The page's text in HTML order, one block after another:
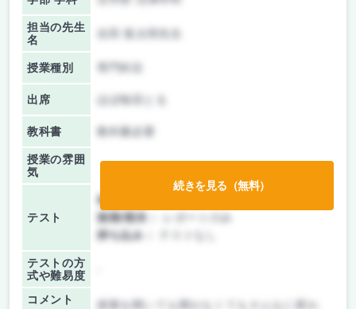
担当の先生
名
授業種別
出席 ほぼ毎回とる
教科書 教科書必要
授業の雰囲
気
テスト
前期/中間：
後期/期末：
持ち込み：
テストの方
式や難易度
コメント
続きを見る（無料）